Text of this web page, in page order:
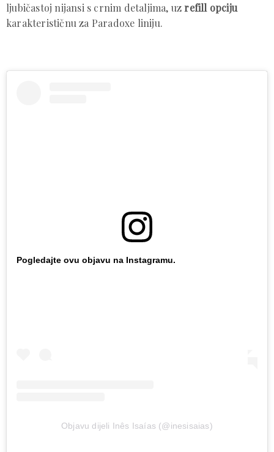
ljubičastoj nijansi s crnim detaljima, uzrefill opciju
karakterističnu za Paradoxe liniju.
Pogledajte ovu objavu na Instagramu.
Objavu dijeli Inês Isaías (@inesisaias)